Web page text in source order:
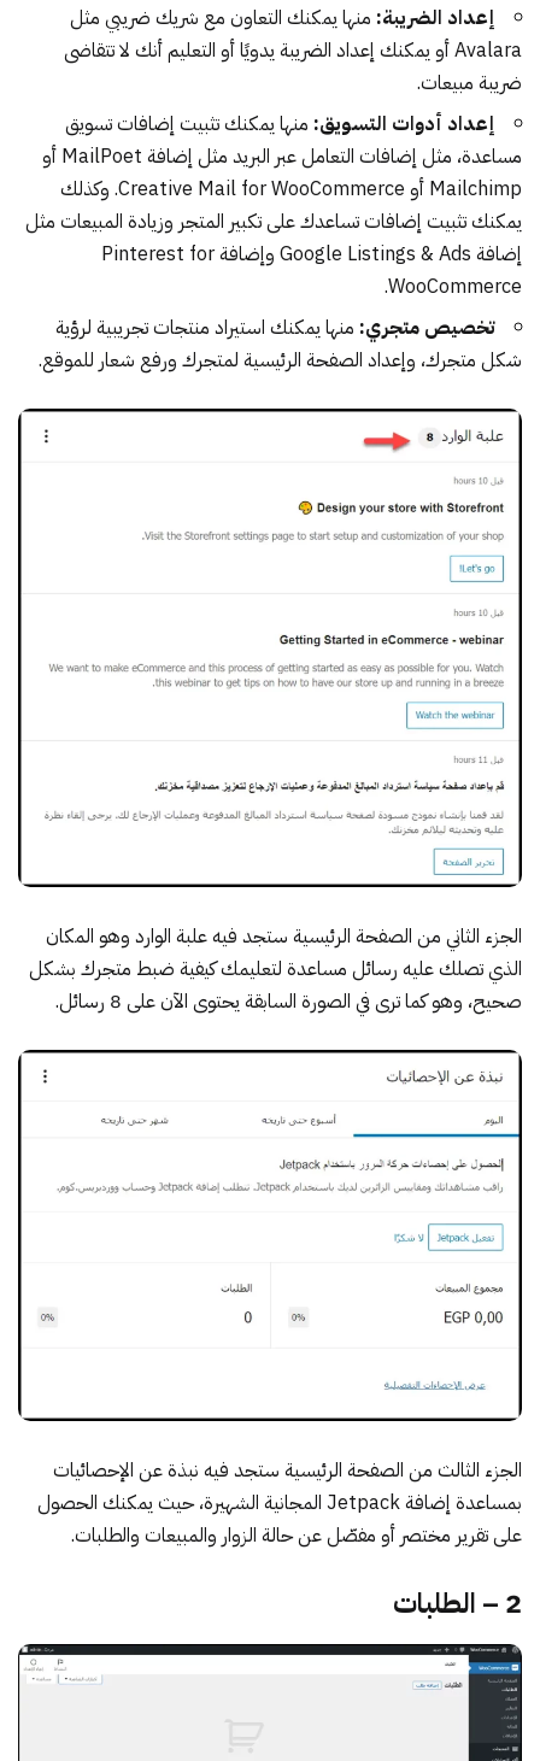
إعداد الضريبة: منها يمكنك التعاون مع شريك ضريبي مثل
Avalara أو يمكنك إعداد الضريبة يدويًا أو التعليم أنك لا تتقاضى
ضريبة مبيعات.
إعداد أدوات التسويق: منها يمكنك تثبيت إضافات تسويق
مساعدة، مثل إضافات التعامل عبر البريد مثل إضافة MailPoet أو
Mailchimp أو Creative Mail for WooCommerce. وكذلك
يمكنك تثبيت إضافات تساعدك على تكبير المتجر وزيادة المبيعات مثل
إضافة Google Listings & Ads وإضافة Pinterest for
WooCommerce.
تخصيص متجري: منها يمكنك استيراد منتجات تجريبية لرؤية
شكل متجرك، وإعداد الصفحة الرئيسية لمتجرك ورفع شعار للموقع.
الجزء الثاني من الصفحة الرئيسية ستجد فيه علبة الوارد وهو المكان
الذي تصلك عليه رسائل مساعدة لتعليمك كيفية ضبط متجرك بشكل
صحيح، وهو كما ترى في الصورة السابقة يحتوى الآن على 8 رسائل.
الجزء الثالث من الصفحة الرئيسية ستجد فيه نبذة عن الإحصائيات
بمساعدة إضافة Jetpack المجانية الشهيرة، حيث يمكنك الحصول
على تقرير مختصر أو مفصّل عن حالة الزوار والمبيعات والطلبات.
2 – الطلبات